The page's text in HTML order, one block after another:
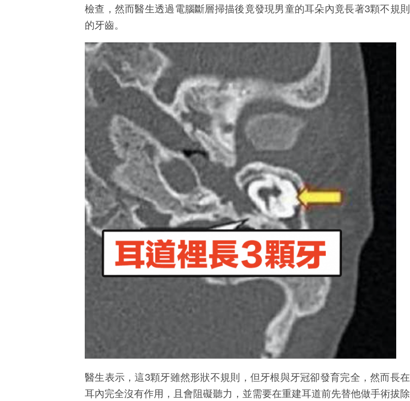
檢查，然而醫生透過電腦斷層掃描後竟發現男童的耳朵內竟長著3顆不規則
的牙齒。
醫生表示，這3顆牙雖然形狀不規則，但牙根與牙冠卻發育完全，然而長在
耳內完全沒有作用，且會阻礙聽力，並需要在重建耳道前先替他做手術拔除